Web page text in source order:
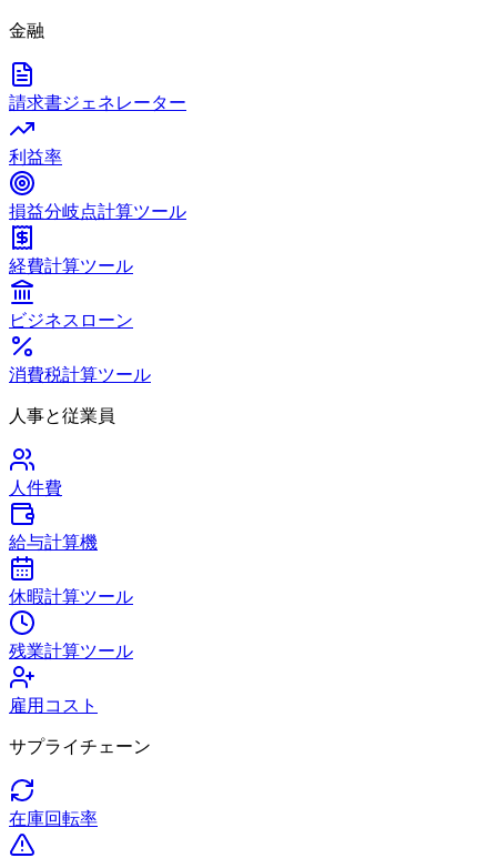
金融
請求書ジェネレーター
利益率
損益分岐点計算ツール
経費計算ツール
ビジネスローン
消費税計算ツール
人事と従業員
人件費
給与計算機
休暇計算ツール
残業計算ツール
雇用コスト
サプライチェーン
在庫回転率